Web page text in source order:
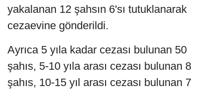
yakalanan 12 şahsın 6'sı tutuklanarak
cezaevine gönderildi.
Ayrıca 5 yıla kadar cezası bulunan 50
şahıs, 5-10 yıla arası cezası bulunan 8
şahıs, 10-15 yıl arası cezası bulunan 7